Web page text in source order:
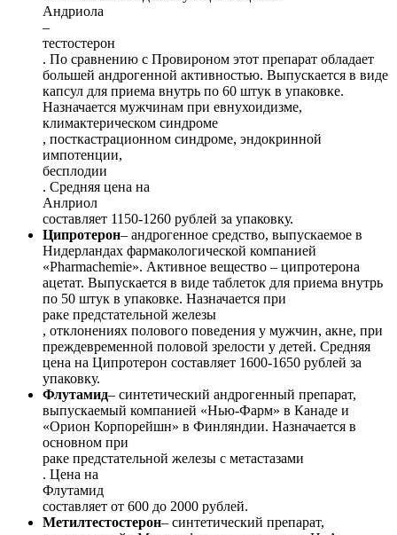
Андриола
–
тестостерон
. По сравнению с Провироном этот препарат обладает
большей андрогенной активностью. Выпускается в виде
капсул для приема внутрь по 60 штук в упаковке.
Назначается мужчинам при евнухоидизме,
климактерическом синдроме
, посткастрационном синдроме, эндокринной
импотенции,
бесплодии
. Средняя цена на
Анлриол
составляет 1150-1260 рублей за упаковку.
Ципротерон– андрогенное средство, выпускаемое в
Нидерландах фармакологической компанией
«Pharmachemie». Активное вещество – ципротерона
ацетат. Выпускается в виде таблеток для приема внутрь
по 50 штук в упаковке. Назначается при
раке предстательной железы
, отклонениях полового поведения у мужчин, акне, при
преждевременной половой зрелости у детей. Средняя
цена на Ципротерон составляет 1600-1650 рублей за
упаковку.
Флутамид– синтетический андрогенный препарат,
выпускаемый компанией «Нью-Фарм» в Канаде и
«Орион Корпорейшн» в Финляндии. Назначается в
основном при
раке предстательной железы с метастазами
. Цена на
Флутамид
составляет от 600 до 2000 рублей.
Метилтестостерон– синтетический препарат,